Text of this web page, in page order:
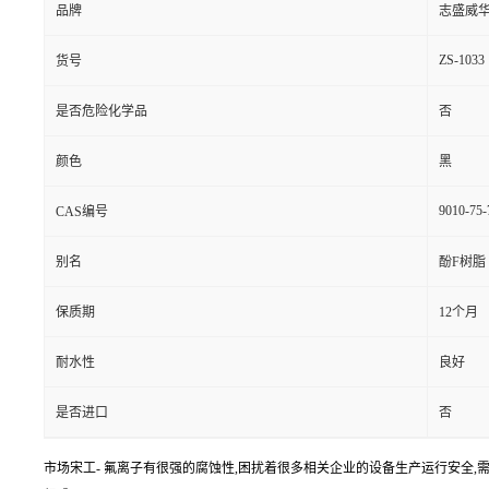
品牌 志盛威
货号 ZS-1033
是否危险化学品 否
颜色 黑
CAS编号 9010-75-
别名 酚F树脂
保质期 12个月
耐水性 良好
是否进口 否
市场宋工- 氟离子有很强的腐蚀性,困扰着很多相关企业的设备生产运行安全,需